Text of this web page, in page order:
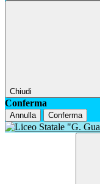
Chiudi
Conferma
Annulla Conferma